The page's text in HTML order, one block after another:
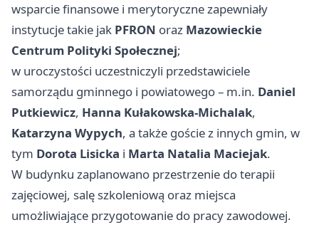
wsparcie finansowe i merytoryczne zapewniały
instytucje takie jak PFRON oraz Mazowieckie
Centrum Polityki Społecznej;
w uroczystości uczestniczyli przedstawiciele
samorządu gminnego i powiatowego – m.in. Daniel
Putkiewicz, Hanna Kułakowska-Michalak,
Katarzyna Wypych, a także goście z innych gmin, w
tym Dorota Lisicka i Marta Natalia Maciejak.
W budynku zaplanowano przestrzenie do terapii
zajęciowej, salę szkoleniową oraz miejsca
umożliwiające przygotowanie do pracy zawodowej.